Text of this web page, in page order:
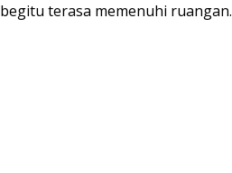
begitu terasa memenuhi ruangan.